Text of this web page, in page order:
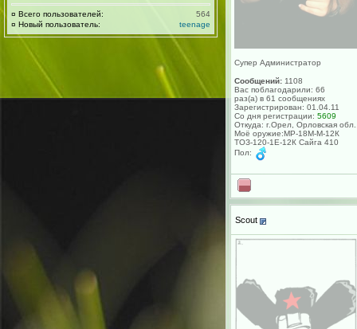
¤ Всего пользователей:
564
¤ Новый пользователь: teenage
Супер Администратор
Сообщений: 1108
Вас поблагодарили: 66
раз(а) в 61 сообщениях
Зарегистрирован: 01.04.11
Со дня регистрации: 5609
Откуда: г.Орел, Орловская
Моё оружие:МР-18М-М-12К
ТОЗ-120-1Е-12К Сайга 410
Пол:
Scout